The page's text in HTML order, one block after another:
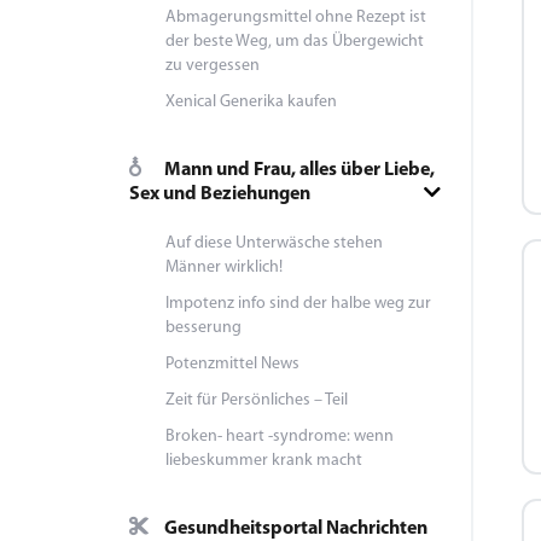
Abmagerungsmittel ohne Rezept ist
der beste Weg, um das Übergewicht
zu vergessen
Xenical Generika kaufen
Mann und Frau, alles über Liebe,
Sex und Beziehungen
Auf diese Unterwäsche stehen
Männer wirklich!
Impotenz info sind der halbe weg zur
besserung
Potenzmittel News
Zeit für Persönliches – Teil
Broken- heart -syndrome: wenn
liebeskummer krank macht
Gesundheitsportal Nachrichten